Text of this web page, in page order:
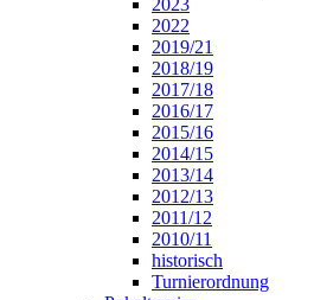
2023
2022
2019/21
2018/19
2017/18
2016/17
2015/16
2014/15
2013/14
2012/13
2011/12
2010/11
historisch
Turnierordnung